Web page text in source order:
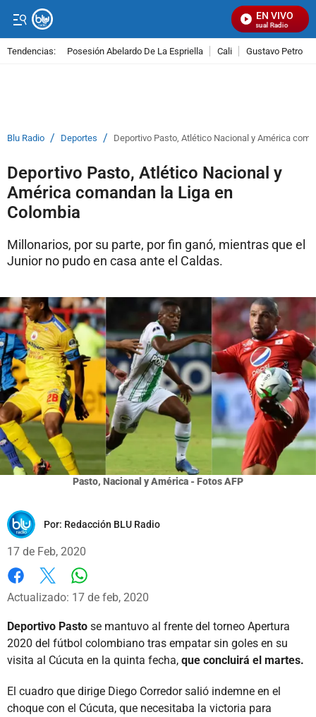
EN VIVO
Señal Visual Radio
Tendencias: Posesión Abelardo De La Espriella Cali Gustavo Petro
Blu Radio / Deportes / Deportivo Pasto, Atlético Nacional y América
Deportivo Pasto, Atlético Nacional y
América comandan la Liga en
Colombia
Millonarios, por su parte, por fin ganó, mientras que el
Junior no pudo en casa ante el Caldas.
Pasto, Nacional y América - Fotos AFP
Por: Redacción BLU Radio
17 de Feb, 2020
Facebook
X
Actualizado: 17 de feb, 2020
Deportivo Pasto se mantuvo al frente del torneo Apertura
2020 del fútbol colombiano tras empatar sin goles en su
visita al Cúcuta en la quinta fecha, que concluirá el martes.
El cuadro que dirige Diego Corredor salió indemne en el
choque con el Cúcuta, que necesitaba la victoria para